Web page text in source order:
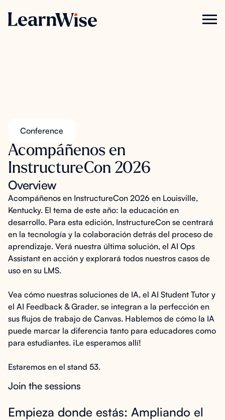
Conference
Acompáñenos en
InstructureCon 2026
Overview
Acompáñenos en InstructureCon 2026 en Louisville,
Kentucky. El tema de este año: la educación en
desarrollo. Para esta edición, InstructureCon se centrará
en la tecnología y la colaboración detrás del proceso de
aprendizaje. Verá nuestra última solución, el AI Ops
Assistant en acción y explorará todos nuestros casos de
uso en su LMS.
Vea cómo nuestras soluciones de IA, el AI Student Tutor y
el AI Feedback & Grader, se integran a la perfección en
sus flujos de trabajo de Canvas. Hablemos de cómo la IA
puede marcar la diferencia tanto para educadores como
para estudiantes. ¡Le esperamos allí!
Estaremos en el stand 53.
Join the sessions
Empieza donde estás: Ampliando el